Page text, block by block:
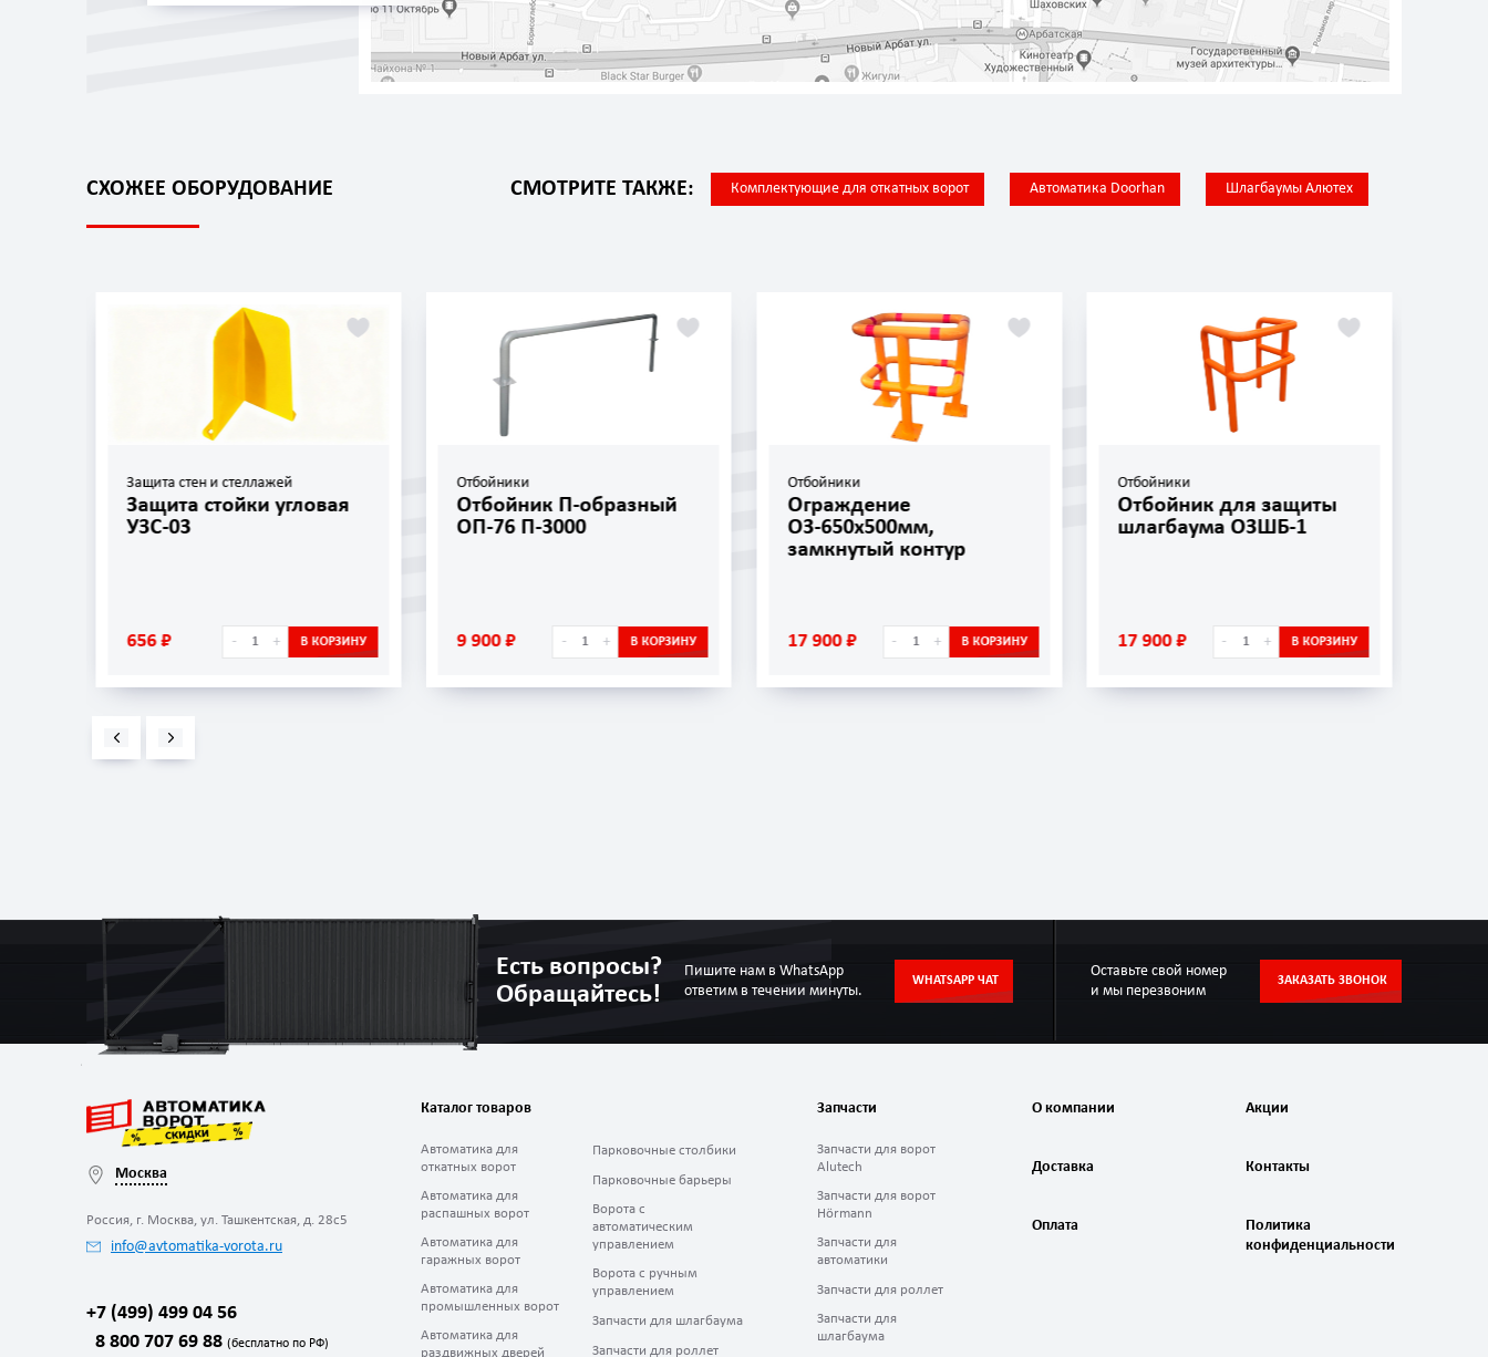
СХОЖЕЕ ОБОРУДОВАНИЕ СМОТРИТЕ ТАКЖЕ: Комплектующие для откатных ворот Автоматика Doorhan Шлагбаумы Алютех
Защита стен и стеллажей
Защита стойки угловая
УЗС-03
656 ₽ - + В КОРЗИНУ
Отбойники
Отбойник П-образный
ОП-76 П-3000
9 900 ₽ - + В КОРЗИНУ
Отбойники
Ограждение
ОЗ-650х500мм,
замкнутый контур
17 900 ₽ - + В КОРЗИНУ
Отбойники
Отбойник для защиты
шлагбаума ОЗШБ-1
17 900 ₽ - + В КОРЗИНУ
Есть вопросы?
Обращайтесь!
Пишите нам в WhatsApp
ответим в течении минуты.
WHATSAPP ЧАТ
Оставьте свой номер
и мы перезвоним
ЗАКАЗАТЬ ЗВОНОК
Москва
Россия, г. Москва, ул. Ташкентская, д. 28с5
info@avtomatika-vorota.ru
+7 (499) 499 04 56
8 800 707 69 88 (бесплатно по РФ)
Каталог товаров
Автоматика для
откатных ворот
Автоматика для
распашных ворот
Автоматика для
гаражных ворот
Автоматика для
промышленных ворот
Автоматика для
раздвижных дверей
Парковочные столбики
Парковочные барьеры
Ворота с
автоматическим
управлением
Ворота с ручным
управлением
Запчасти для шлагбаума
Запчасти для роллет
Запчасти
Запчасти для ворот
Alutech
Запчасти для ворот
Hörmann
Запчасти для
автоматики
Запчасти для роллет
Запчасти для
шлагбаума
О компании
Доставка
Оплата
Акции
Контакты
Политика
конфиденциальности